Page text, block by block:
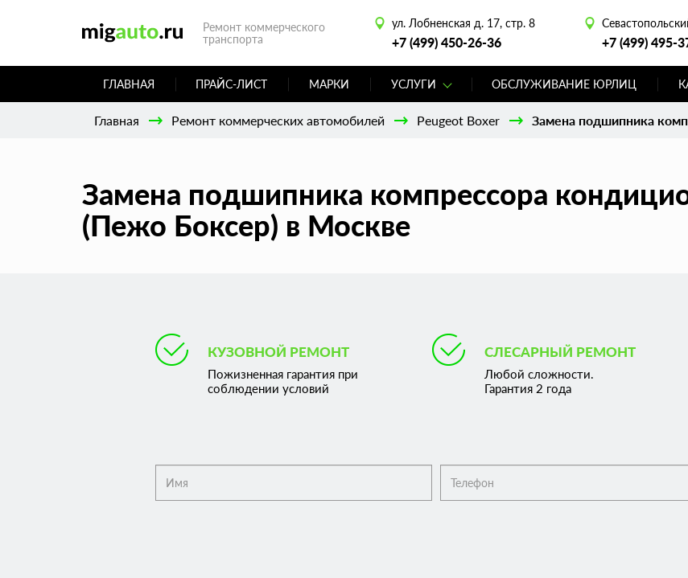
Ремонт коммерческого
транспорта
ул. Лобненская д. 17, стр. 8
+7 (499) 450-26-36 +7 (499) 495-
ГЛАВНАЯ ПРАЙС-ЛИСТ МАРКИ УСЛУГИ ОБСЛУЖИВАНИЕ ЮРЛИЦ
Главная Ремонт коммерческих автомобилей Peugeot Boxer Замена подшипника
Замена подшипника компрессора
(Пежо Боксер) в Москве
КУЗОВНОЙ РЕМОНТ
Пожизненная гарантия при
соблюдении условий
СЛЕСАРНЫЙ РЕМОНТ
Любой сложности.
Гарантия 2 года